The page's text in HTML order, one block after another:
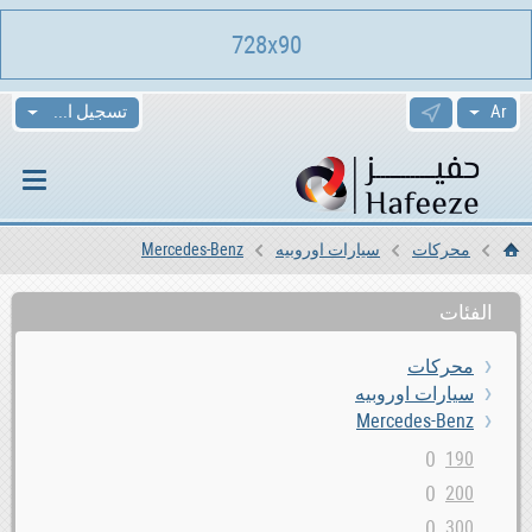
تسجيل الدخول
الرئيسيةمحركات سيارات اوروبيه Mercedes-Benz
الفئات
محركات
سيارات اوروبيه
Mercedes-Benz
190
0
200
0
728x90